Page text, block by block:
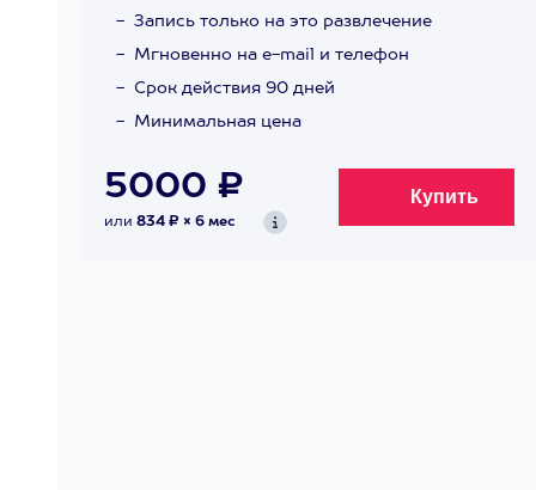
Запись только на это развлечение
Мгновенно на e-mail и телефон
Срок действия 90 дней
Минимальная цена
5000 ₽
или 834 ₽ × 6 мес